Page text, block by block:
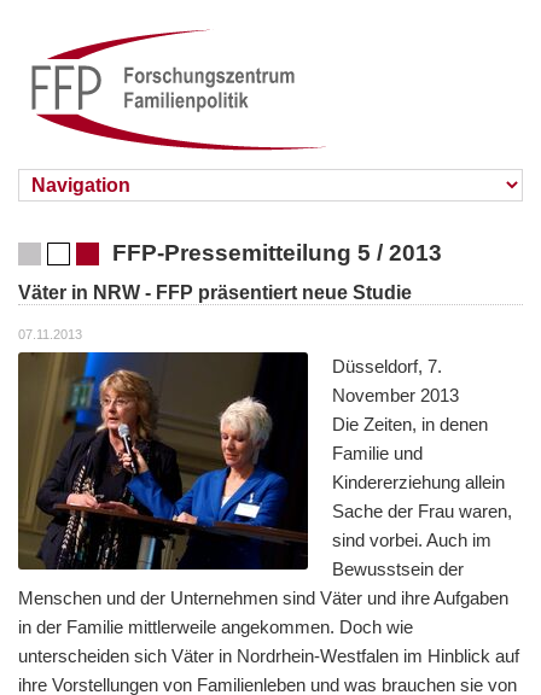
FFP-Pressemitteilung 5 / 2013
Väter in NRW - FFP präsentiert neue Studie
07.11.2013
Düsseldorf, 7.
November 2013
Die Zeiten, in denen
Familie und
Kindererziehung allein
Sache der Frau waren,
sind vorbei. Auch im
Bewusstsein der
Menschen und der Unternehmen sind Väter und ihre Aufgaben
in der Familie mittlerweile angekommen. Doch wie
unterscheiden sich Väter in Nordrhein-Westfalen im Hinblick auf
ihre Vorstellungen von Familienleben und was brauchen sie von